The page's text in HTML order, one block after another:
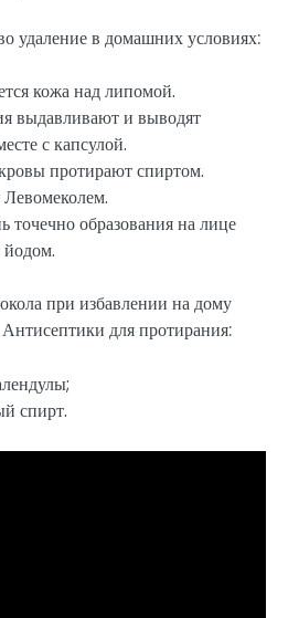
удаление в домашних условиях:
кожа над липомой.
выдавливают и выводят
с капсулой.
протирают спиртом.
точечно образования на лице
при избавлении на дому
для протирания:
спирт.